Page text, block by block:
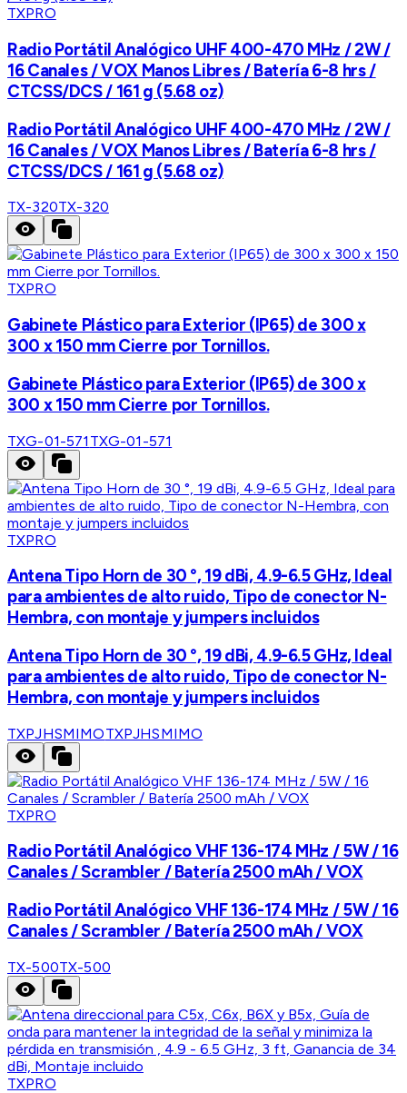
TXPRO
Radio Portátil Analógico UHF 400-470 MHz / 2W /
16 Canales / VOX Manos Libres / Batería 6-8 hrs /
CTCSS/DCS / 161 g (5.68 oz)
Radio Portátil Analógico UHF 400-470 MHz / 2W /
16 Canales / VOX Manos Libres / Batería 6-8 hrs /
CTCSS/DCS / 161 g (5.68 oz)
TX-320TX-320
TXPRO
Gabinete Plástico para Exterior (IP65) de 300 x
300 x 150 mm Cierre por Tornillos.
Gabinete Plástico para Exterior (IP65) de 300 x
300 x 150 mm Cierre por Tornillos.
TXG-01-571 TXG-01-571
TXPRO
Antena Tipo Horn de 30 °, 19 dBi, 4.9-6.5 GHz, Ideal
para ambientes de alto ruido, Tipo de conector N-
Hembra, con montaje y jumpers incluidos
Antena Tipo Horn de 30 °, 19 dBi, 4.9-6.5 GHz, Ideal
para ambientes de alto ruido, Tipo de conector N-
Hembra, con montaje y jumpers incluidos
TXPJHSMIMOTXPJHSMIMO
TXPRO
Radio Portátil Analógico VHF 136-174 MHz / 5W / 16
Canales / Scrambler / Batería 2500 mAh / VOX
Radio Portátil Analógico VHF 136-174 MHz / 5W / 16
Canales / Scrambler / Batería 2500 mAh / VOX
TX-500TX-500
TXPRO